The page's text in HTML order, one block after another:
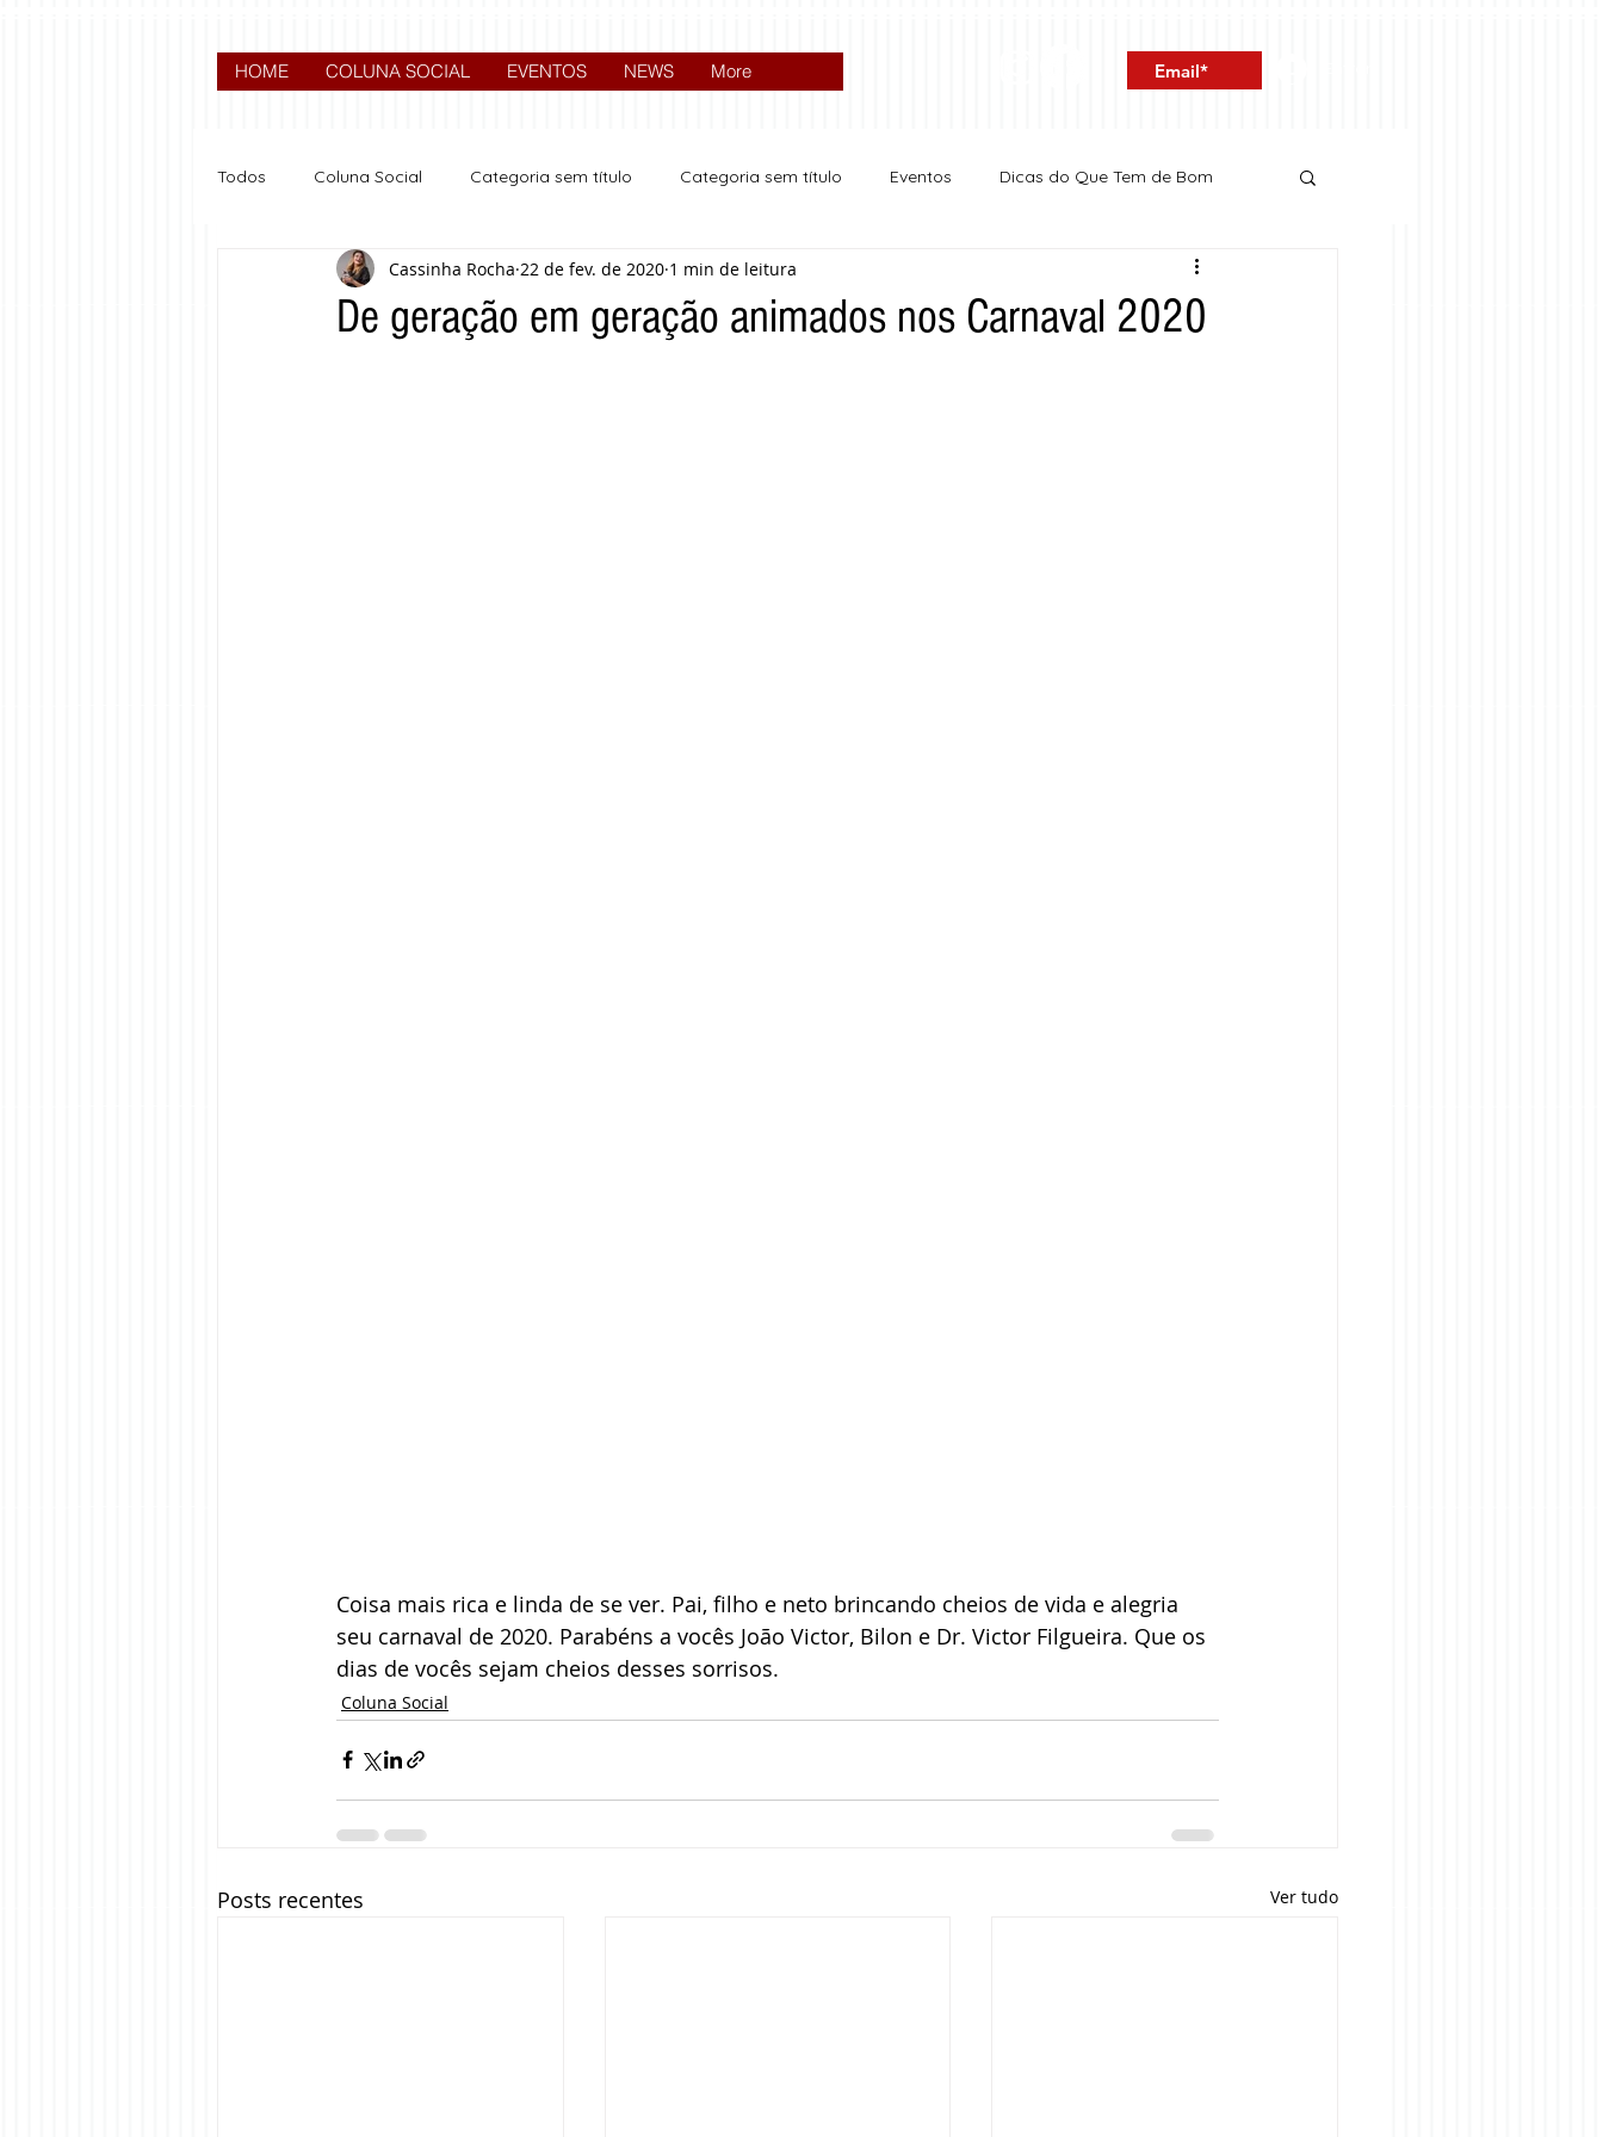
HOME COLUNA SOCIAL EVENTOS NEWS More
Todos Coluna Social Categoria sem título Categoria sem título Eventos Dicas do Que Tem de Bom
Nova categoria Expocrato 2024 Política
De geração em geração animados nos Carnaval 2020
Cassinha Rocha 22 de fev. de 2020 1 min de leitura
Coisa mais rica e linda de se ver. Pai, filho e neto brincando cheios de vida e alegria
seu carnaval de 2020. Parabéns a vocês João Victor, Bilon e Dr. Victor Filgueira. Que os
dias de vocês sejam cheios desses sorrisos.
Coluna Social
Posts recentes Ver tudo